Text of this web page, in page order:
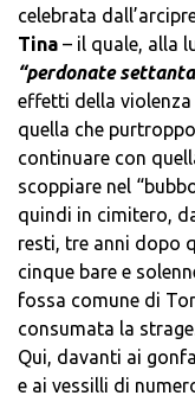
celebrata
Tina – il quale, alla
“perdonate
effetti della
quella che
continuare con
scoppiare nel
quindi in cimitero,
resti, tre anni dopo
cinque bare e
fossa comune di
consumata la
Qui, davanti ai
e ai vessilli di